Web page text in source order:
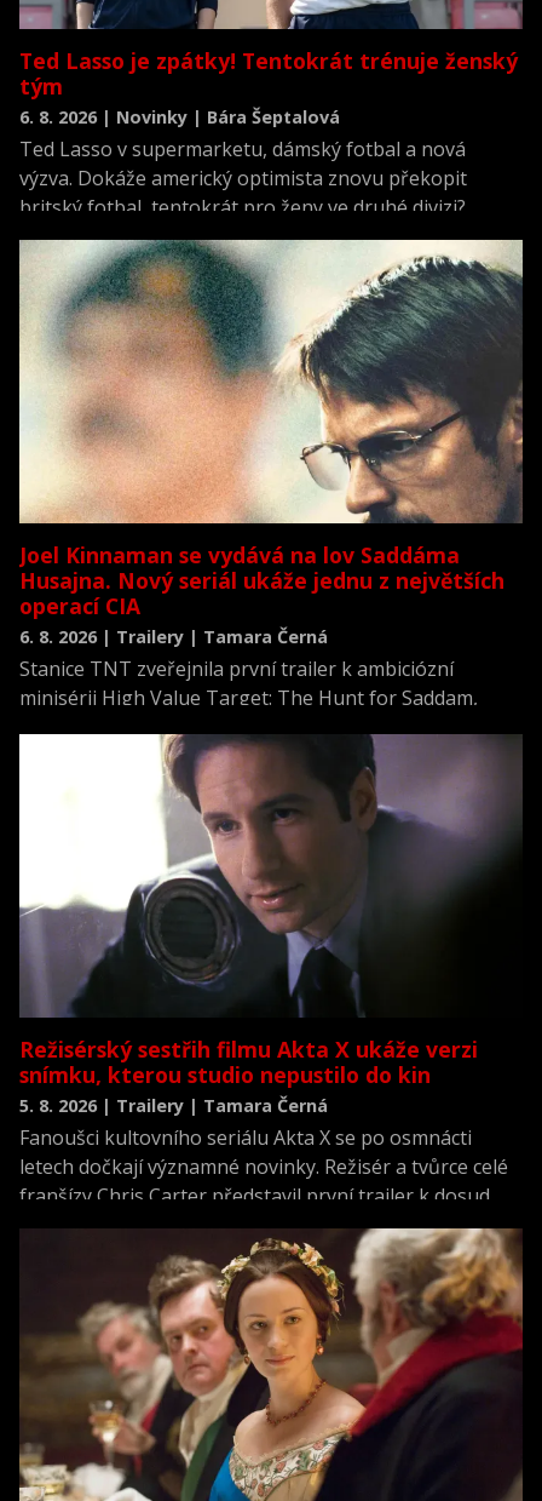
Ted Lasso je zpátky! Tentokrát trénuje ženský
tým
6. 8. 2026 | Novinky | Bára Šeptalová
Ted Lasso v supermarketu, dámský fotbal a nová
výzva. Dokáže americký optimista znovu překopit
britský fotbal, tentokrát pro ženy ve druhé divizi?
Joel Kinnaman se vydává na lov Saddáma
Husajna. Nový seriál ukáže jednu z největších
operací CIA
6. 8. 2026 | Trailery | Tamara Černá
Stanice TNT zveřejnila první trailer k ambiciózní
minisérii High Value Target: The Hunt for Saddam,
novodobých dějin.
Režisérský sestřih filmu Akta X ukáže verzi
snímku, kterou studio nepustilo do kin
5. 8. 2026 | Trailery | Tamara Černá
Fanoušci kultovního seriálu Akta X se po osmnácti
letech dočkají významné novinky. Režisér a tvůrce celé
franšízy Chris Carter představil první trailer k dosud
neviděné režisérské verzi filmu Akta X: Chci uvěřit.